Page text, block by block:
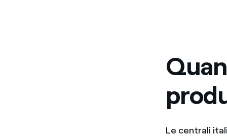
Un ecosistema globale
con l'Innovability®
Massimizziamo la
rapporto con i nostri
energia pulitaLe centrali